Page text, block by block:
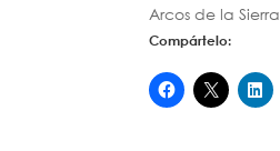
Arcos de la Sierra
Compártelo: